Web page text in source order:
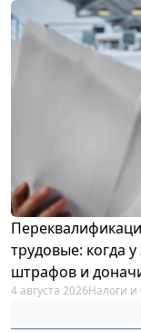
трудовые: когда
штрафов и
4 августа 2026Налоги и